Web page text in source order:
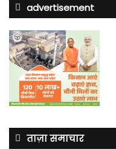
advertisement
ताज़ा समाचार